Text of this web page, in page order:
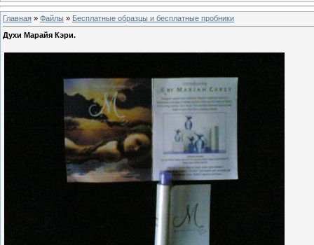
Главная » Файлы » Бесплатные образцы и бесплатные пробники
Духи Марайя Кэри.